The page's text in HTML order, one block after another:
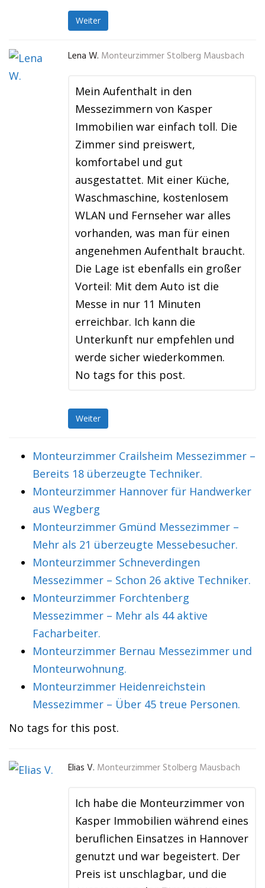
Weiter
Lena W. Monteurzimmer Stolberg Mausbach
Mein Aufenthalt in den
Messezimmern von Kasper
Immobilien war einfach toll. Die
Zimmer sind preiswert,
komfortabel und gut
ausgestattet. Mit einer Küche,
Waschmaschine, kostenlosem
WLAN und Fernseher war alles
vorhanden, was man für einen
angenehmen Aufenthalt braucht.
Die Lage ist ebenfalls ein großer
Vorteil: Mit dem Auto ist die
Messe in nur 11 Minuten
erreichbar. Ich kann die
Unterkunft nur empfehlen und
werde sicher wiederkommen.
No tags for this post.
Weiter
Monteurzimmer Crailsheim Messezimmer –
Bereits 18 überzeugte Techniker.
Monteurzimmer Hannover für Handwerker
aus Wegberg
Monteurzimmer Gmünd Messezimmer –
Mehr als 21 überzeugte Messebesucher.
Monteurzimmer Schneverdingen
Messezimmer – Schon 26 aktive Techniker.
Monteurzimmer Forchtenberg
Messezimmer – Mehr als 44 aktive
Facharbeiter.
Monteurzimmer Bernau Messezimmer und
Monteurwohnung.
Monteurzimmer Heidenreichstein
Messezimmer – Über 45 treue Personen.
No tags for this post.
Elias V. Monteurzimmer Stolberg Mausbach
Ich habe die Monteurzimmer von
Kasper Immobilien während eines
beruflichen Einsatzes in Hannover
genutzt und war begeistert. Der
Preis ist unschlagbar, und die